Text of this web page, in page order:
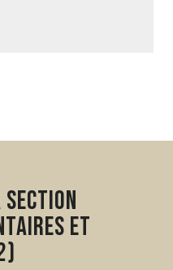
section
et